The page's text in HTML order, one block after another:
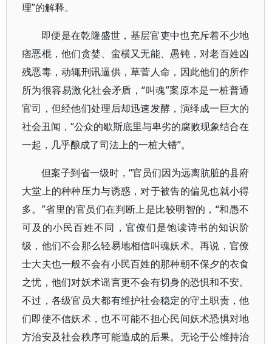
理”的解释。
即便是在乾隆盛世，基层官吏中也充斥着不少地
痞恶棍，他们贪婪、蛮横又无能、愚钝，对老百姓凶
残恶毒，动辄刑讯逼供，草菅人命，因此他们的所作
所为很容易激化社会矛盾，“叫魂”案原本是一桩普通
官司，但经他们处理后却迅速发酵，演绎成一巨大的
社会丑闻，“公众的歇斯底里与卑劣的腐败现象结合在
一起，几乎酿成了司法上的一桩大错”。
但案子到省一级时，“官员们因为远离肮脏的县府
大堂上的种种压力与诱惑，对于被告的偏见也就小得
多。”省里的官员们在判断上是比较明智的，“和愚不
可及的小民百姓不同，官僚们是饱读诗书的知识阶
级，他们不会那么轻易地相信叫魂妖术。再说，官僚
士大夫也一般不会有小民百姓的那种朝不保夕的衣食
之忧，他们对妖术谣言更不会有切身的恐惧和不安。
不过，各级官员大都有维护社会稳定的守土职责，他
们即使不信妖术，也不可能不担心民间妖术恐惧对地
方治安及社会秩序可能造成的后果。无论于公维持治